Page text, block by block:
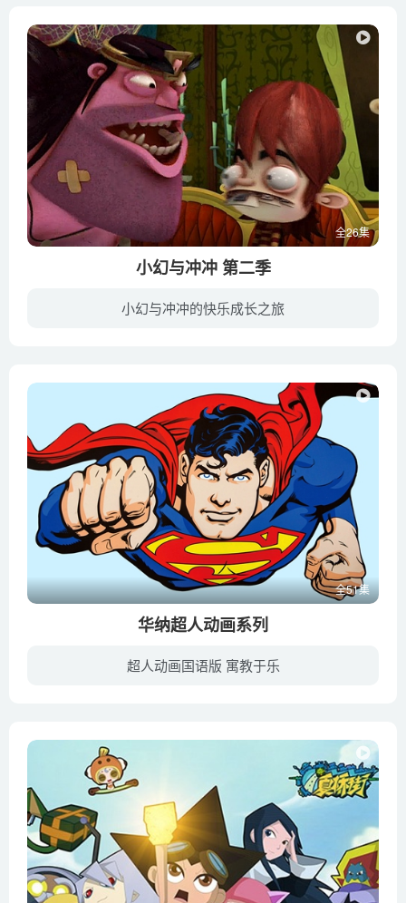
全26集
小幻与冲冲 第二季
小幻与冲冲的快乐成长之旅
全51集
华纳超人动画系列
超人动画国语版 寓教于乐